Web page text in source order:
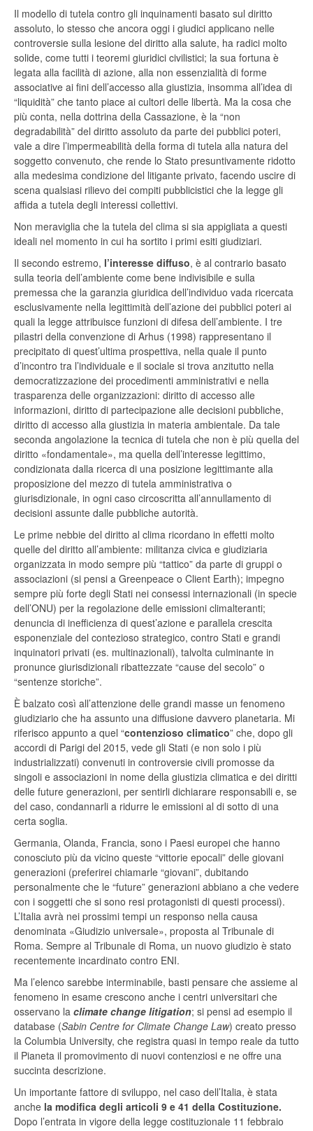
Il modello di tutela contro gli inquinamenti basato sul diritto
assoluto, lo stesso che ancora oggi i giudici applicano nelle
controversie sulla lesione del diritto alla salute, ha radici molto
solide, come tutti i teoremi giuridici civilistici; la sua fortuna è
legata alla facilità di azione, alla non essenzialità di forme
associative ai fini dell’accesso alla giustizia, insomma all’idea di
“liquidità” che tanto piace ai cultori delle libertà. Ma la cosa che
più conta, nella dottrina della Cassazione, è la “non
degradabilità” del diritto assoluto da parte dei pubblici poteri,
vale a dire l’impermeabilità della forma di tutela alla natura del
soggetto convenuto, che rende lo Stato presuntivamente ridotto
alla medesima condizione del litigante privato, facendo uscire di
scena qualsiasi rilievo dei compiti pubblicistici che la legge gli
affida a tutela degli interessi collettivi.
Non meraviglia che la tutela del clima si sia appigliata a questi
ideali nel momento in cui ha sortito i primi esiti giudiziari.
Il secondo estremo, l’interesse diffuso, è al contrario basato
sulla teoria dell’ambiente come bene indivisibile e sulla
premessa che la garanzia giuridica dell’individuo vada ricercata
esclusivamente nella legittimità dell’azione dei pubblici poteri ai
quali la legge attribuisce funzioni di difesa dell’ambiente. I tre
pilastri della convenzione di Arhus (1998) rappresentano il
precipitato di quest’ultima prospettiva, nella quale il punto
d’incontro tra l’individuale e il sociale si trova anzitutto nella
democratizzazione dei procedimenti amministrativi e nella
trasparenza delle organizzazioni: diritto di accesso alle
informazioni, diritto di partecipazione alle decisioni pubbliche,
diritto di accesso alla giustizia in materia ambientale. Da tale
seconda angolazione la tecnica di tutela che non è più quella del
diritto «fondamentale», ma quella dell’interesse legittimo,
condizionata dalla ricerca di una posizione legittimante alla
proposizione del mezzo di tutela amministrativa o
giurisdizionale, in ogni caso circoscritta all’annullamento di
decisioni assunte dalle pubbliche autorità.
Le prime nebbie del diritto al clima ricordano in effetti molto
quelle del diritto all’ambiente: militanza civica e giudiziaria
organizzata in modo sempre più “tattico” da parte di gruppi o
associazioni (si pensi a Greenpeace o Client Earth); impegno
sempre più forte degli Stati nei consessi internazionali (in specie
dell’ONU) per la regolazione delle emissioni climalteranti;
denuncia di inefficienza di quest’azione e parallela crescita
esponenziale del contezioso strategico, contro Stati e grandi
inquinatori privati (es. multinazionali), talvolta culminante in
pronunce giurisdizionali ribattezzate “cause del secolo” o
“sentenze storiche”.
È balzato così all’attenzione delle grandi masse un fenomeno
giudiziario che ha assunto una diffusione davvero planetaria. Mi
riferisco appunto a quel “contenzioso climatico” che, dopo gli
accordi di Parigi del 2015, vede gli Stati (e non solo i più
industrializzati) convenuti in controversie civili promosse da
singoli e associazioni in nome della giustizia climatica e dei diritti
delle future generazioni, per sentirli dichiarare responsabili e, se
del caso, condannarli a ridurre le emissioni al di sotto di una
certa soglia.
Germania, Olanda, Francia, sono i Paesi europei che hanno
conosciuto più da vicino queste “vittorie epocali” delle giovani
generazioni (preferirei chiamarle “giovani”, dubitando
personalmente che le “future” generazioni abbiano a che vedere
con i soggetti che si sono resi protagonisti di questi processi).
L’Italia avrà nei prossimi tempi un responso nella causa
denominata «Giudizio universale», proposta al Tribunale di
Roma. Sempre al Tribunale di Roma, un nuovo giudizio è stato
recentemente incardinato contro ENI.
Ma l’elenco sarebbe interminabile, basti pensare che assieme al
fenomeno in esame crescono anche i centri universitari che
osservano la climate change litigation; si pensi ad esempio il
database (Sabin Centre for Climate Change Law) creato presso
la Columbia University, che registra quasi in tempo reale da tutto
il Pianeta il promovimento di nuovi contenziosi e ne offre una
succinta descrizione.
Un importante fattore di sviluppo, nel caso dell’Italia, è stata
anche la modifica degli articoli 9 e 41 della Costituzione.
Dopo l’entrata in vigore della legge costituzionale 11 febbraio